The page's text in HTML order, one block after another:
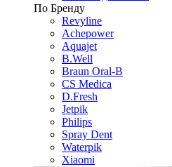
По Бренду
Revyline
Achepower
Aquajet
B.Well
Braun Oral-B
CS Medica
D.Fresh
Jetpik
Philips
Spray Dent
Waterpik
Xiaomi